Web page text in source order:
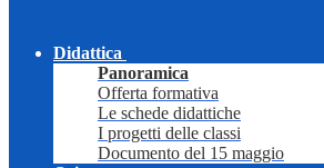
Didattica
Panoramica
Offerta formativa
Le schede didattiche
I progetti delle classi
Documento del 15 maggio